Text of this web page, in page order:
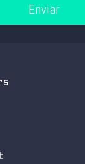
Enviar